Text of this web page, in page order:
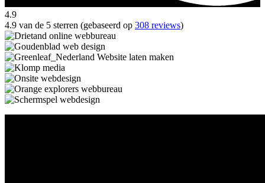
4.9
4.9 van de 5 sterren (gebaseerd op 308 reviews)